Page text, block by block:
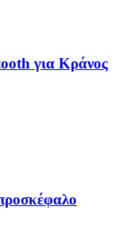
για Κράνος